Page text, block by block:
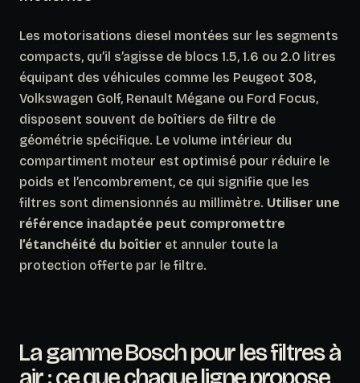
Les motorisations diesel montées sur les segments
compacts, qu’il s’agisse de blocs 1.5, 1.6 ou 2.0 litres
équipant des véhicules comme les Peugeot 308,
Volkswagen Golf, Renault Mégane ou Ford Focus,
disposent souvent de boîtiers de filtre de
géométrie spécifique. Le volume intérieur du
compartiment moteur est optimisé pour réduire le
poids et l’encombrement, ce qui signifie que les
filtres sont dimensionnés au millimètre. Utiliser une
référence inadaptée peut compromettre
l’étanchéité du boîtier et annuler toute la
protection offerte par le filtre.
La gamme Bosch pour les filtres à
air : ce que chaque ligne propose